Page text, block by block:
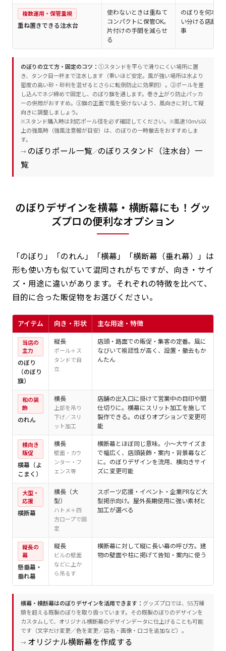
複数運用・保管重視
重ね置きできる注水台
使わないときは重ねて
コンパクトに保管OK。
片付けの手間を減らせ
る
のぼりを何本も
い分ける店舗・
事
のぼりの立て方・固定のコツ： ①スタンドを平らで滑りにくい場所に置
き、タンク目一杯まで注水します（重いほど安定。風が強い場所は水より
密度の高い砂・砂利を混ぜるとさらに転倒防止に効果的）。②ポールを差
し込んでネジ締めで固定し、のぼり旗を通します。巻き上がり防止パッカ
ーの併用がおすすめ。③旗の正面で風を受けないよう、風向きに対して縦
向きに調整しましょう。
※スタンド購入時は対応ポール径を必ず確認してください。※風速10m/s以
上の強風時（強風注意報が目安）は、のぼりの一時撤去をおすすめしま
す。
→ のぼりポール一覧／のぼりスタンド（注水台）一
覧
のぼりデザインを横幕・横断幕にも！グッ
ズプロの便利なオプション
「のぼり」「のれん」「横幕」「横断幕（垂れ幕）」は
形も使い方も似ていて混同されがちですが、向き・サイ
ズ・用途に違いがあります。それぞれの特徴を比べて、
目的に合った販促物をお選びください。
アイテム 向き・形状 主な用途・特徴
当店の
主力
のぼり
（のぼり
旗）
縦長
ポール＋ス
タンドで自
立
店頭・路面での販促・集客の定番。風に
なびいて視認性が高く、設置・撤去もか
んたん
和の装
飾
のれん
横長
上部を吊り
下げ／スリ
ット加工
店舗の出入口に掛けて営業中の目印や間
仕切りに。横幕にスリット加工を施して
製作できる。のぼりオプションで変更可
能
横向き
販促
横幕（よ
こまく）
横長
壁面・カウ
ンター・フ
ェンス等
横断幕とほぼ同じ意味。小～大サイズま
で幅広く、店頭装飾・案内・背景幕など
に。のぼりデザインを流用、横向きサイ
ズに変更可能
大型・
応援
横断幕
横長（大
型）
ハトメ＋四
方ロープで固
定
スポーツ応援・イベント・企業PRなど大
型掲示向け。屋外長期使用に強い素材と
加工が選べる
縦長の
幕
懸垂幕・
垂れ幕
縦長
ビルの壁面
などに上か
ら吊るす
横断幕に対して縦に長い幕の呼び方。建
物の壁面や柱に掲げて告知・案内に使う
横幕・横断幕はのぼりデザインを活用できます： グッズプロでは、55万種
類を超える既製のぼりを取り扱っています。その既製のぼりのデザインを
カスタムして、オリジナル横断幕のデザインデータに仕上げることも可能
です（文字だけ変更／色を変更／店名・画像・ロゴを追加など）。
→ オリジナル横断幕を作成する